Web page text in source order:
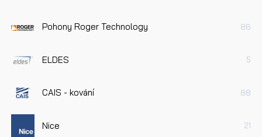
Pohony Roger Technology 86
ELDES 5
CAIS - kování 88
Nice 21